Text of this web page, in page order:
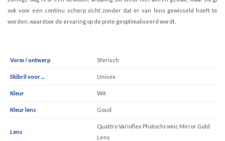
ook voor een continu scherp zicht zonder dat er van lens gewisseld hoeft te
worden, waardoor de ervaring op de piste geoptimaliseerd wordt.
Vorm / ontwerp Sferisch
Skibril voor ... Unisex
Kleur Wit
Kleur lens Goud
Lens
Quattro Varioflex Photochromic Mirror Gold
Lens